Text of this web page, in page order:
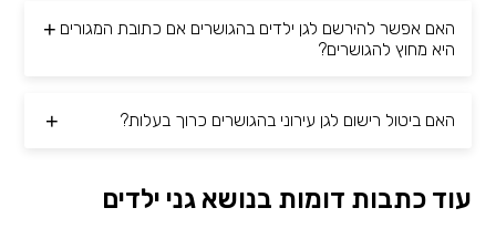
האם אפשר להירשם לגן ילדים בהגושרים אם כתובת המגורים
היא מחוץ להגושרים?
האם ביטול רישום לגן עירוני בהגושרים כרוך בעלות?
עוד כתבות דומות בנושא גני ילדים